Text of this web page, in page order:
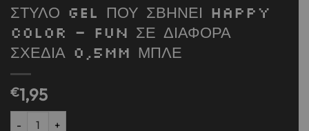
ΣΤΥΛΟ GEL ΠΟΥ ΣΒΗΝΕΙ HAPPY
COLOR – FUN ΣΕ ΔΙΑΦΟΡΑ
ΣΧΕΔΙΑ 0,5mm ΜΠΛΕ
€1,95
ΣΤΥΛΟ GEL ΠΟΥ ΣΒΗΝΕΙ HAPPY COLOR - FUN ΣΕ ΔΙΑΦΟΡΑ